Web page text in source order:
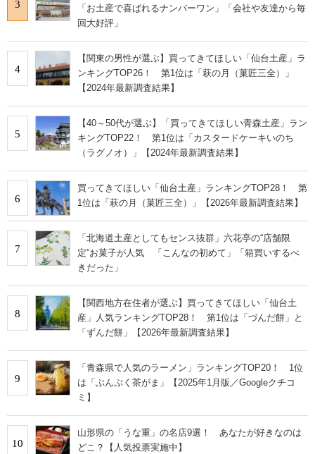
3
「お土産で喜ばれるナンバーワン」「会社や友達から毎
回大好評」
4
【関東の男性が選ぶ】買ってきてほしい「仙台土産」ラ
ンキングTOP26！ 第1位は「萩の月（菓匠三全）」
【2024年最新調査結果】
5
【40～50代が選ぶ】「買ってきてほしい青森土産」ラン
キングTOP22！ 第1位は「カスタードケーキいのち
（ラグノオ）」【2024年最新調査結果】
6
買ってきてほしい「仙台土産」ランキングTOP28！ 第
1位は「萩の月（菓匠三全）」【2026年最新調査結果】
7
「北海道土産としてもセンス抜群」六花亭の“店舗限
定”お菓子が人気 「こんなの初めて」「箱買いするべ
きだった」
8
【関西地方在住者が選ぶ】買ってきてほしい「仙台土
産」人気ランキングTOP28！ 第1位は「づんだ餅」と
「ずんだ餅」【2026年最新調査結果】
9
「青森県で人気のラーメン」ランキングTOP20！ 1位
は「ぶんぷく茶がま」【2025年1月版／Googleクチコ
ミ】
10
山形県の「うな重」の名店9選！ あなたが好きなのは
どこ？【人気投票実施中】